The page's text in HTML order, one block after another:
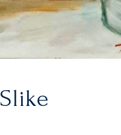
Slike